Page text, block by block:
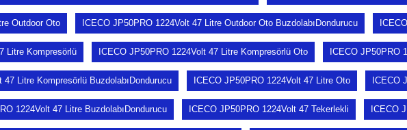
Outdoor Oto ICECO JP50PRO 1224Volt 47 Litre Outdoor Oto BuzdolabıDondurucu
Litre Kompresörlü ICECO JP50PRO 1224Volt 47 Litre Kompresörlü Oto ICECO JP50PRO
47 Litre Kompresörlü BuzdolabıDondurucu ICECO JP50PRO 1224Volt 47 Litre Oto ICECO
1224Volt 47 Litre BuzdolabıDondurucu ICECO JP50PRO 1224Volt 47 Tekerlekli ICECO